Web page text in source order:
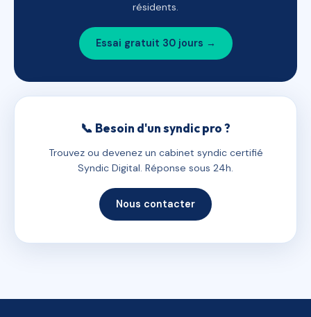
résidents.
Essai gratuit 30 jours →
📞 Besoin d'un syndic pro ?
Trouvez ou devenez un cabinet syndic certifié
Syndic Digital. Réponse sous 24h.
Nous contacter